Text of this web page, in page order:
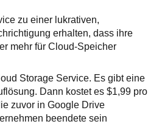
zu einer lukrativen,
erhalten, dass ihre
mehr für Cloud-Speicher
Storage Service. Es gibt eine
Dann kostet es $1,99 pro
zuvor in Google Drive
beendete sein